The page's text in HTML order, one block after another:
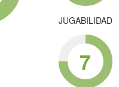
JUGABILIDAD
7